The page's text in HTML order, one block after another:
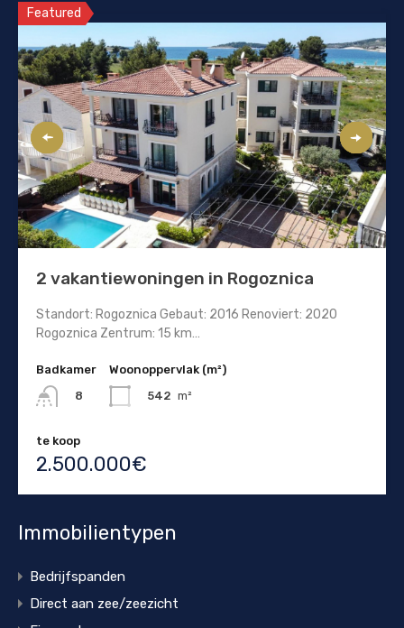
Featured
2 vakantiewoningen in Rogoznica
Standort: Rogoznica Gebaut: 2016 Renoviert: 2020
Rogoznica Zentrum: 15 km…
Badkamer
8
Woonoppervlak (m²)
542 m²
te koop
2.500.000€
Immobilientypen
Bedrijfspanden
Direct aan zee/zeezicht